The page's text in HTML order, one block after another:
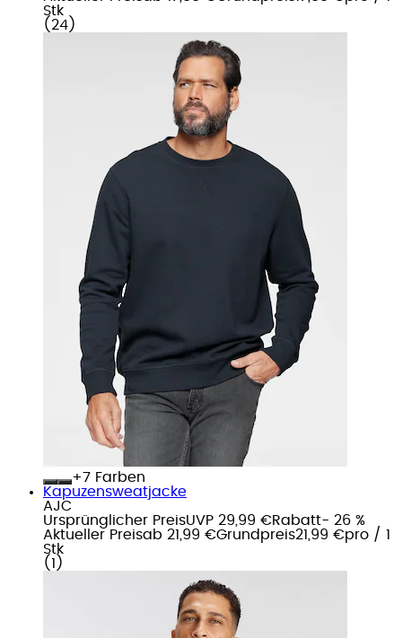
Stk
( 24 )
+
Farben
Kapuzensweatjacke
AJC
Ursprünglicher PreisUVP 29,99 €Rabatt- 26 %
Aktueller Preisab 21,99 €Grundpreis21,99 €pro / 1
Stk
( 1 )